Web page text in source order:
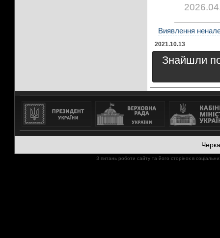
2021.10.13
Виявлення
Знайшли
З питань роботи сайту та його сторінок в